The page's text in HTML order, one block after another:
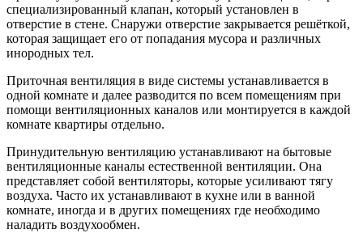
специализированный клапан, который установлен в
отверстие в стене. Снаружи отверстие закрывается решёткой,
которая защищает его от попадания мусора и различных
инородных тел.
Приточная вентиляция в виде системы устанавливается в
одной комнате и далее разводится по всем помещениям при
помощи вентиляционных каналов или монтируется в каждой
комнате квартиры отдельно.
Принудительную вентиляцию устанавливают на бытовые
вентиляционные каналы естественной вентиляции. Она
представляет собой вентиляторы, которые усиливают тягу
воздуха. Часто их устанавливают в кухне или в ванной
комнате, иногда и в других помещениях где необходимо
наладить воздухообмен.